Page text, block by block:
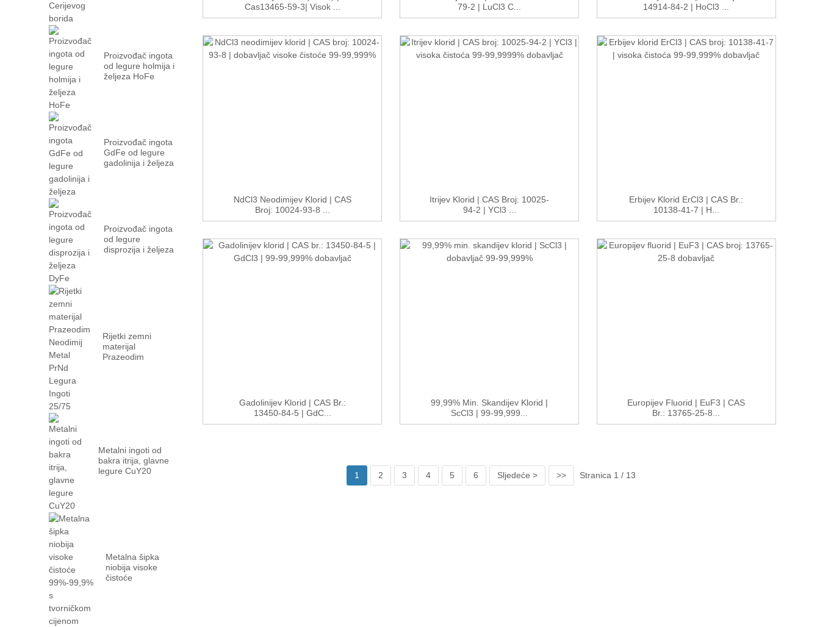
Proizvođač ingota
od legure holmija i
željeza HoFe
Proizvođač ingota
GdFe od legure
gadolinija i željeza
Proizvođač ingota
od legure
disprozija i željeza
Rijetki zemni
materijal
Prazeodim
Metalni ingoti od
bakra itrija, glavne
legure CuY20
Metalna šipka
niobija visoke
čistoće
Cas13465-59-3| Visok ...
79-2 | LuCl3 C...
14914-84-2 | HoCl3 ...
NdCl3 Neodimijev Klorid | CAS
Broj: 10024-93-8 ...
Itrijev Klorid | CAS Broj: 10025-
94-2 | YCl3 ...
Erbijev Klorid ErCl3 | CAS Br.:
10138-41-7 | H...
Gadolinijev Klorid | CAS Br.:
13450-84-5 | GdC...
99,99% Min. Skandijev Klorid |
ScCl3 | 99-99,999...
Europijev Fluorid | EuF3 | CAS
Br.: 13765-25-8...
1 2 3 4 5 6 Sljedeće > >> Stranica 1 / 13